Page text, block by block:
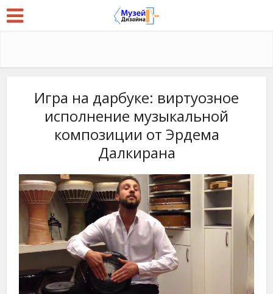
Игра на дарбуке: виртуозное
исполнение музыкальной
композиции от Эрдема
Далкирана